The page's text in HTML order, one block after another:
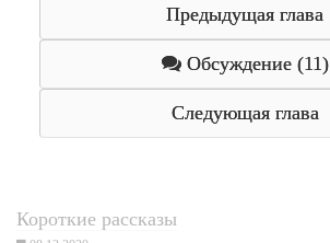
Предыдущая глава
Обсуждение (11)
Следующая глава
Короткие рассказы